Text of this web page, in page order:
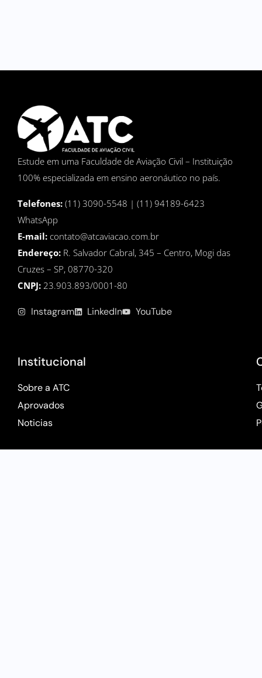
Estude em uma Faculdade de Aviação Civil – Instituição
100% especializada em ensino aeronáutico no país.
Telefones: (11) 3090-5548 | (11) 94189-6423
WhatsApp
E-mail: contato@atcaviacao.com.br
Endereço: R. Salvador Cabral, 345 – Centro, Mogi das
Cruzes – SP, 08770-320
CNPJ: 23.903.893/0001-80
Instagram LinkedIn YouTube
Institucional
Sobre a ATC
Aprovados
Noticias